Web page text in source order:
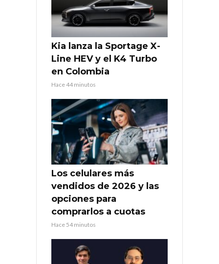
Kia lanza la Sportage X-
Line HEV y el K4 Turbo
en Colombia
Hace 44 minutos
Los celulares más
vendidos de 2026 y las
opciones para
comprarlos a cuotas
Hace 54 minutos